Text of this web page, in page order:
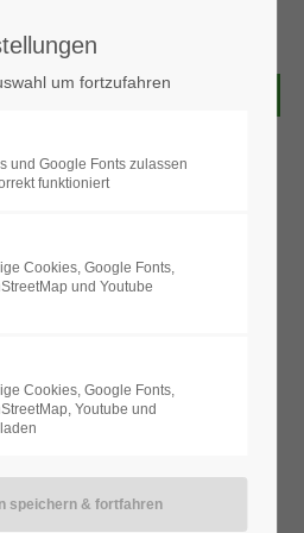
um fortzufahren
und Google Fonts zulassen
funktioniert
Cookies, Google Fonts,
und Youtube
Cookies, Google Fonts,
Youtube und